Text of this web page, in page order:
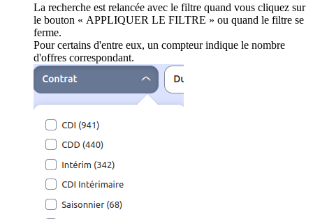
La recherche est relancée avec le filtre quand vous cliquez sur
le bouton « APPLIQUER LE FILTRE » ou quand le filtre se
ferme.
Pour certains d'entre eux, un compteur indique le nombre
d'offres correspondant.